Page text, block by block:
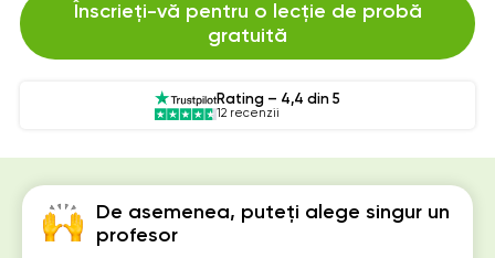
De asemenea, puteți alege singur un
profesor
Înscrieți-vă pentru o lecție de probă
gratuită
Rating – 4,4 din 5
12 recenzii